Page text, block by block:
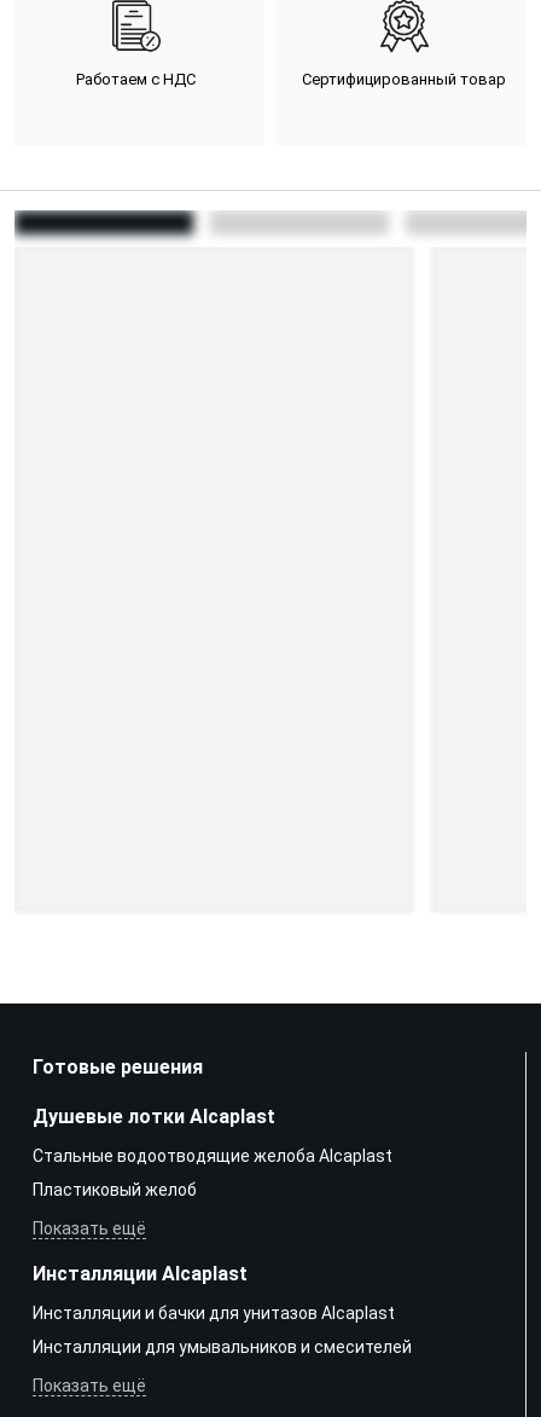
Работаем с НДС Сертифицированный товар
Готовые решения
Душевые лотки Alcaplast
Стальные водоотводящие желоба Alcaplast
Пластиковый желоб
Показать ещё
Инсталляции Alcaplast
Инсталляции и бачки для унитазов Alcaplast
Инсталляции для умывальников и смесителей
Показать ещё